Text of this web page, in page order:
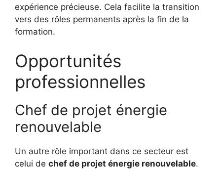
expérience précieuse. Cela facilite la transition
vers des rôles permanents après la fin de la
formation.
Opportunités
professionnelles
Chef de projet énergie
renouvelable
Un autre rôle important dans ce secteur est
celui de chef de projet énergie renouvelable.